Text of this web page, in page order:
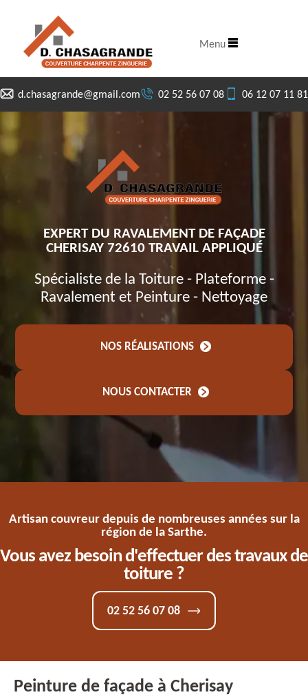
d.chasagrande@gmail.com 02 52 56 07 08 06 12 07 11 81
Menu
EXPERT DU RAVALEMENT DE FAÇADE
CHERISAY 72610 TRAVAIL APPLIQUÉ
Spécialiste de la Toiture - Plateforme -
Ravalement et Peinture - Nettoyage
NOS RÉALISATIONS
NOUS CONTACTER
Artisan couvreur depuis de nombreuses années sur la
région de la Sarthe.
Vous avez besoin d'effectuer des travaux de
toiture ?
02 52 56 07 08
Peinture de façade à Cherisay